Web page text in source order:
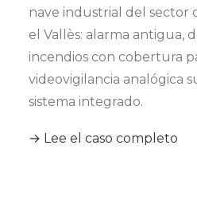
nave industrial del sector
el Vallès: alarma antigua,
incendios con cobertura
videovigilancia analógica
sistema integrado.
→ Lee el caso completo